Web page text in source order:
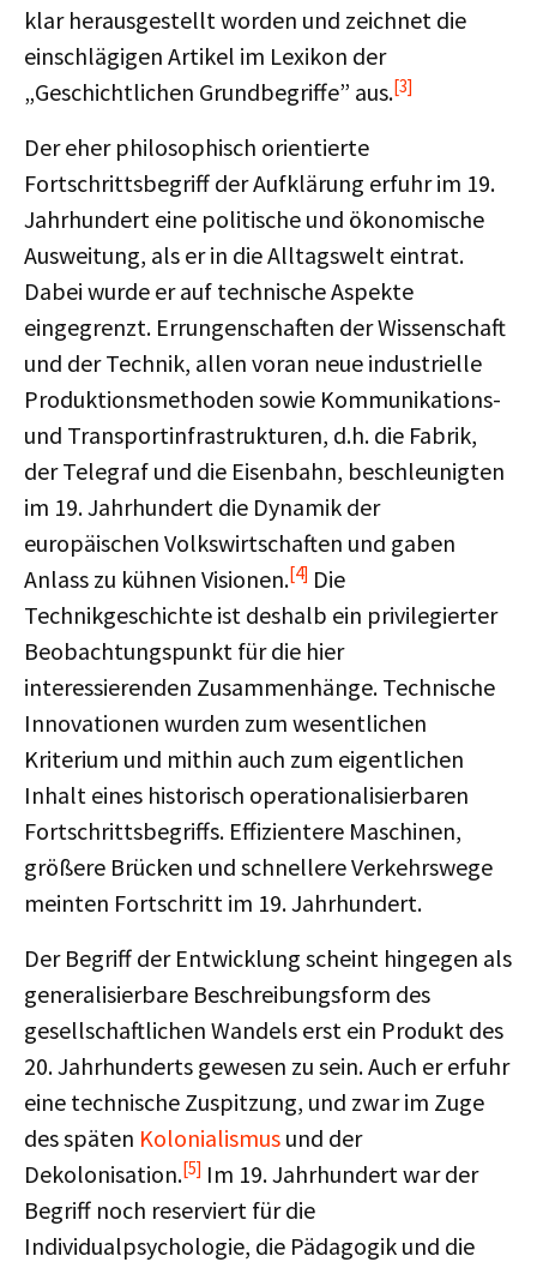
klar herausgestellt worden und zeichnet die
einschlägigen Artikel im Lexikon der
„Geschichtlichen Grundbegriffe” aus.[3]
Der eher philosophisch orientierte
Fortschrittsbegriff der Aufklärung erfuhr im 19.
Jahrhundert eine politische und ökonomische
Ausweitung, als er in die Alltagswelt eintrat.
Dabei wurde er auf technische Aspekte
eingegrenzt. Errungenschaften der Wissenschaft
und der Technik, allen voran neue industrielle
Produktionsmethoden sowie Kommunikations-
und Transportinfrastrukturen, d.h. die Fabrik,
der Telegraf und die Eisenbahn, beschleunigten
im 19. Jahrhundert die Dynamik der
europäischen Volkswirtschaften und gaben
Anlass zu kühnen Visionen.[4] Die
Technikgeschichte ist deshalb ein privilegierter
Beobachtungspunkt für die hier
interessierenden Zusammenhänge. Technische
Innovationen wurden zum wesentlichen
Kriterium und mithin auch zum eigentlichen
Inhalt eines historisch operationalisierbaren
Fortschrittsbegriffs. Effizientere Maschinen,
größere Brücken und schnellere Verkehrswege
meinten Fortschritt im 19. Jahrhundert.
Der Begriff der Entwicklung scheint hingegen als
generalisierbare Beschreibungsform des
gesellschaftlichen Wandels erst ein Produkt des
20. Jahrhunderts gewesen zu sein. Auch er erfuhr
eine technische Zuspitzung, und zwar im Zuge
des späten Kolonialismus und der
Dekolonisation.[5] Im 19. Jahrhundert war der
Begriff noch reserviert für die
Individualpsychologie, die Pädagogik und die